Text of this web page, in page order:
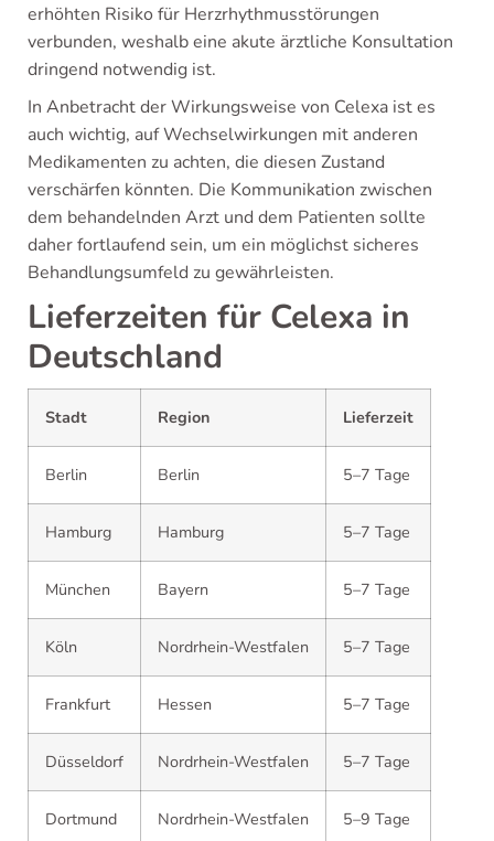
erhöhten Risiko für Herzrhythmusstörungen
verbunden, weshalb eine akute ärztliche Konsultation
dringend notwendig ist.
In Anbetracht der Wirkungsweise von Celexa ist es
auch wichtig, auf Wechselwirkungen mit anderen
Medikamenten zu achten, die diesen Zustand
verschärfen könnten. Die Kommunikation zwischen
dem behandelnden Arzt und dem Patienten sollte
daher fortlaufend sein, um ein möglichst sicheres
Behandlungsumfeld zu gewährleisten.
Lieferzeiten für Celexa in
Deutschland
Stadt Region Lieferzeit
Berlin Berlin 5–7 Tage
Hamburg Hamburg 5–7 Tage
München Bayern 5–7 Tage
Köln Nordrhein-Westfalen 5–7 Tage
Frankfurt Hessen 5–7 Tage
Düsseldorf Nordrhein-Westfalen 5–7 Tage
Dortmund Nordrhein-Westfalen 5–9 Tage